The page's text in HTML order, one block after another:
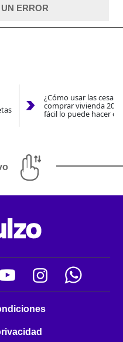
ERROR
¿Cómo usar las
comprar vivienda
fácil lo puede hacer